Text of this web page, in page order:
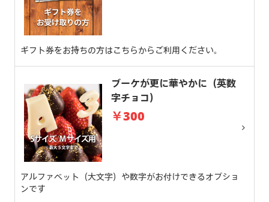
ギフト券をお持ちの方はこちらからご利用ください。
ブーケが更に華やかに（英数
字チョコ）
￥300
アルファベット（大文字）や数字がお付けできるオプショ
ンです